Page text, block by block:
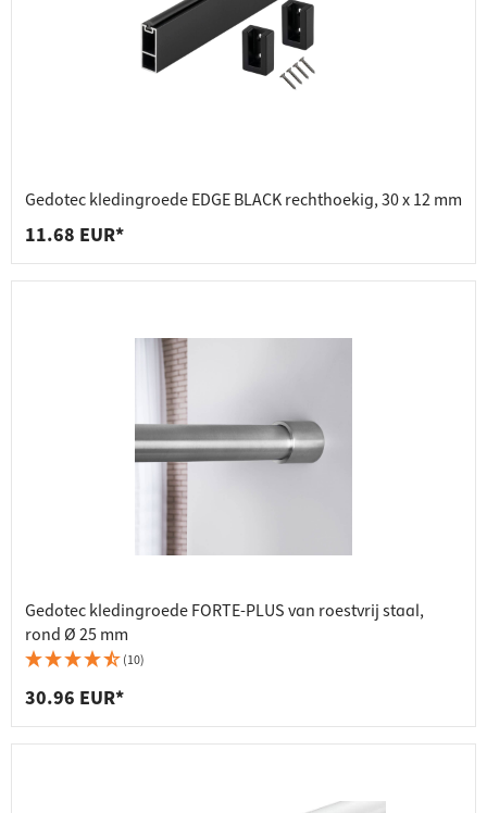
Gedotec kledingroede EDGE BLACK rechthoekig, 30 x 12 mm
11.68 EUR*
Gedotec kledingroede FORTE-PLUS van roestvrij staal,
rond Ø 25 mm
(10)
30.96 EUR*